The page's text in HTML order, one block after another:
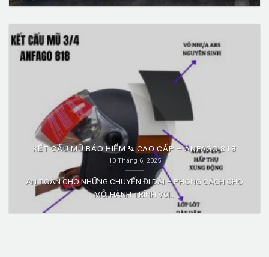
KẾT CẤU MŨ BẢO HIỂM ¾ CAO CẤP – ANFAGO 818
10 Tháng 6, 2025
AN TOÀN CHO NHỮNG CHUYẾN ĐI DÀI – PHONG CÁCH CHO
MỖI HÀNH TRÌNH Với...